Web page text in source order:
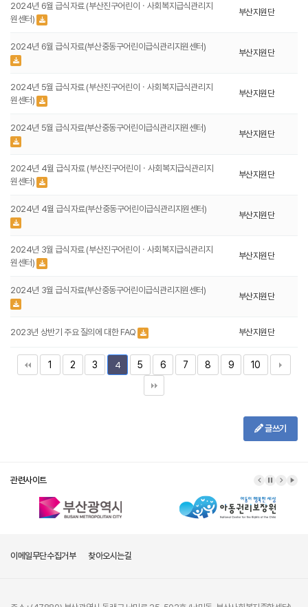
2024년 6월 급식자료 (부산진구어린이ㆍ사회복지급식관리지
원센터)
부산지원단
2024년 6월 급식자료(부산중동구어린이급식관리지원센터)
부산지원단
2024년 5월 급식자료 (부산진구어린이ㆍ사회복지급식관리지
원센터)
부산지원단
2024년 5월 급식자료(부산중동구어린이급식관리지원센터)
부산지원단
2024년 4월 급식자료 (부산진구어린이ㆍ사회복지급식관리지
원센터)
부산지원단
2024년 4월 급식자료(부산중동구어린이급식관리지원센터)
부산지원단
2024년 3월 급식자료 (부산진구어린이ㆍ사회복지급식관리지
원센터)
부산지원단
2024년 3월 급식자료(부산중동구어린이급식관리지원센터)
부산지원단
2023년 상반기 주요 질의에 대한 FAQ 부산지원단
1 2 3 4 5 6 7 8 9 10
글쓰기
관련사이트
이메일무단수집거부 찾아오시는길